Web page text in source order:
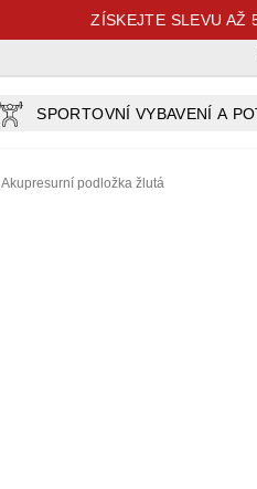
ZÍSKEJTE SLEVU AŽ
SPORTOVNÍ VYBAVENÍ A
Akupresurní podložka žlutá